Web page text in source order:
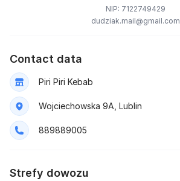
NIP: 7122749429
dudziak.mail@gmail.com
Contact data
Piri Piri Kebab
Wojciechowska 9A, Lublin
889889005
Strefy dowozu